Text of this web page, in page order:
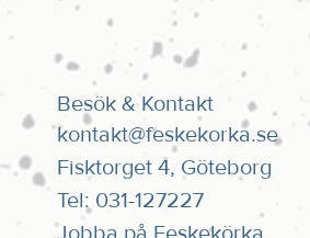
Besök & Kontakt
kontakt@feskekorka.se
Fisktorget 4, Göteborg
Tel: 031-127227